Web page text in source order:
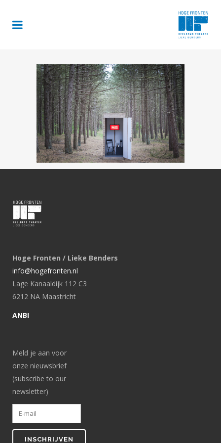
Hoge Fronten / Lieke Benders
info@hogefronten.nl
Lage Kanaaldijk 112 C3
6212 NA Maastricht
ANBI
Meld je aan voor
onze nieuwsbrief
(subscribe to our
newsletter)